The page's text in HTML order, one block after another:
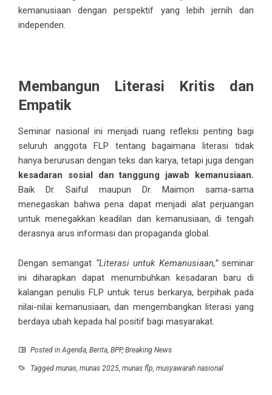
kemanusiaan dengan perspektif yang lebih jernih dan
independen.
Membangun Literasi Kritis dan
Empatik
Seminar nasional ini menjadi ruang refleksi penting bagi
seluruh anggota FLP tentang bagaimana literasi tidak
hanya berurusan dengan teks dan karya, tetapi juga dengan
kesadaran sosial dan tanggung jawab kemanusiaan.
Baik Dr. Saiful maupun Dr. Maimon sama-sama
menegaskan bahwa pena dapat menjadi alat perjuangan
untuk menegakkan keadilan dan kemanusiaan, di tengah
derasnya arus informasi dan propaganda global.
Dengan semangat “Literasi untuk Kemanusiaan,”seminar
ini diharapkan dapat menumbuhkan kesadaran baru di
kalangan penulis FLP untuk terus berkarya, berpihak pada
nilai-nilai kemanusiaan, dan mengembangkan literasi yang
berdaya ubah kepada hal positif bagi masyarakat.
Posted inAgenda, Berita, BPP,Breaking News
Tagged munas, munas 2025, munas flp, musyawarah nasional